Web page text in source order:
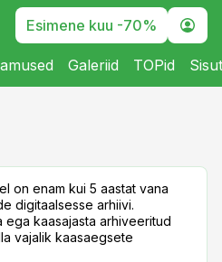
Esimene kuu -70%
Galeriid TOPid
on enam kui 5 aastat vana
digitaalsesse arhiivi.
ega kaasajasta arhiveeritud
vajalik kaasaegsete